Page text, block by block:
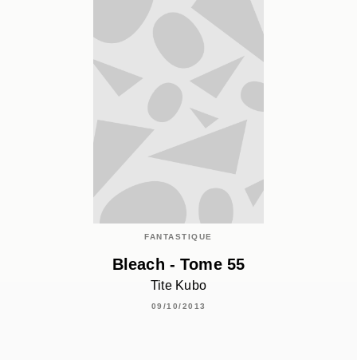
FANTASTIQUE
Bleach - Tome 55
Tite Kubo
09/10/2013